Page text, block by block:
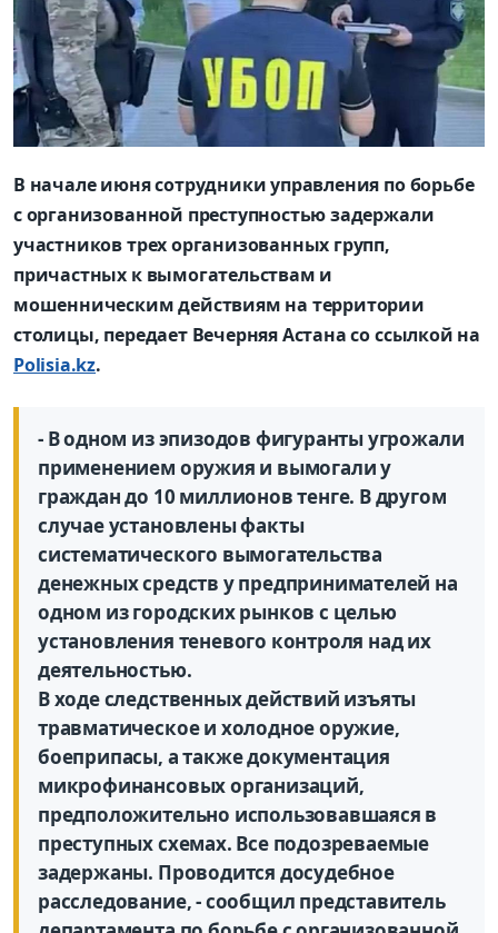
В начале июня сотрудники управления по борьбе
с организованной преступностью задержали
участников трех организованных групп,
причастных к вымогательствам и
мошенническим действиям на территории
столицы, передает Вечерняя Астана со ссылкой на
Polisia.kz.
- В одном из эпизодов фигуранты угрожали
применением оружия и вымогали у
граждан до 10 миллионов тенге. В другом
случае установлены факты
систематического вымогательства
денежных средств у предпринимателей на
одном из городских рынков с целью
установления теневого контроля над их
деятельностью.
В ходе следственных действий изъяты
травматическое и холодное оружие,
боеприпасы, а также документация
микрофинансовых организаций,
предположительно использовавшаяся в
преступных схемах. Все подозреваемые
задержаны. Проводится досудебное
расследование, - сообщил представитель